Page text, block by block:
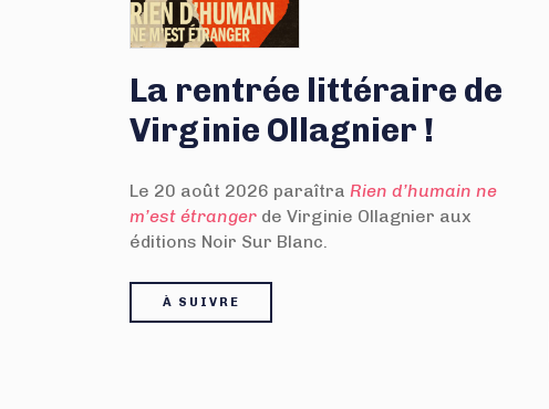
La rentrée littéraire de
Virginie Ollagnier !
Le 20 août 2026 paraîtra Rien d’humain ne
m’est étranger de Virginie Ollagnier aux
éditions Noir Sur Blanc.
À SUIVRE